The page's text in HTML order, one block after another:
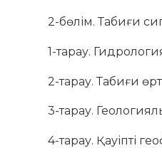
2-бөлім. Табиғи
1-тарау.
2-тарау. Табиғи
3-тарау.
4-тарау. Қауіпті